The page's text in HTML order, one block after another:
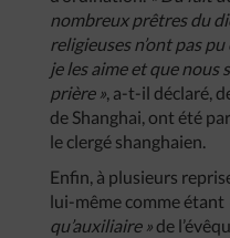
nombreux prêtres du
religieuses n’ont pas
je les aime et que nous
prière », a-t-il déclaré,
de Shanghai, ont été
le clergé shanghaien.
Enfin, à plusieurs
lui-même comme étant
qu’auxiliaire » de